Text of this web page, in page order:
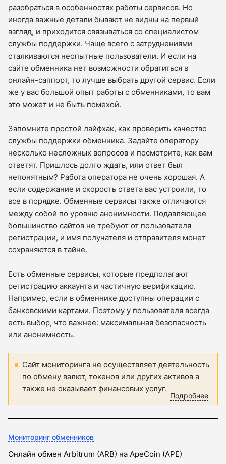
разобраться в особенностях работы сервисов. Но
иногда важные детали бывают не видны на первый
взгляд, и приходится связываться со специалистом
службы поддержки. Чаще всего с затруднениями
сталкиваются неопытные пользователи. И если на
сайте обменника нет возможности обратиться в
онлайн-саппорт, то лучше выбрать другой сервис. Если
же у вас большой опыт работы с обменниками, то вам
это может и не быть помехой.
Запомните простой лайфхак, как проверить качество
службы поддержки обменника. Задайте оператору
несколько несложных вопросов и посмотрите, как вам
ответят. Пришлось долго ждать, или ответ был
непонятным? Работа оператора не очень хорошая. А
если содержание и скорость ответа вас устроили, то
все в порядке. Обменные сервисы также отличаются
между собой по уровню анонимности. Подавляющее
большинство сайтов не требуют от пользователя
регистрации, и имя получателя и отправителя монет
сохраняются в тайне.
Есть обменные сервисы, которые предполагают
регистрацию аккаунта и частичную верификацию.
Например, если в обменнике доступны операции с
банковскими картами. Поэтому у пользователя всегда
есть выбор, что важнее: максимальная безопасность
или анонимность.
Сайт мониторинга не осуществляет деятельность
по обмену валют, токенов или других активов а
также не оказывает финансовых услуг.
Подробнее
Мониторинг обменников
Онлайн обмен Arbitrum (ARB) на ApeCoin (APE)